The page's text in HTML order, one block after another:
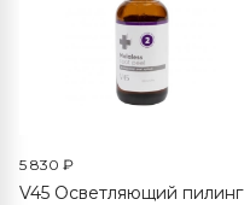
5 830 ₽
V45 Осветляющий пилинг